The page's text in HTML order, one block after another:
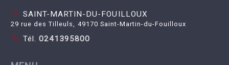
SAINT-MARTIN-DU-FOUILLOUX
29 rue des Tilleuls, 49170 Saint-Martin-du-Fouilloux
Tél. 0241395800